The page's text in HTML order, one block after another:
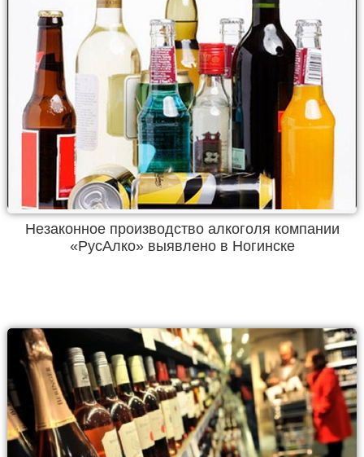
Незаконное производство алкоголя компании
«РусАлко» выявлено в Ногинске